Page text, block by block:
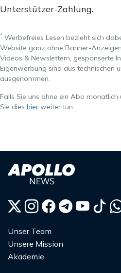
Unterstützer-Zahlung.
* Werbefreies Lesen bezieht sich
Website ganz ohne Banner-
Videos & Newslettern, gesponserte
Eigenwerbung sind aus technischen
ausgenommen.
Falls Sie uns ohne ein Abo
Sie dies hier weiter tun.
Unser Team
Unsere Mission
Akademie